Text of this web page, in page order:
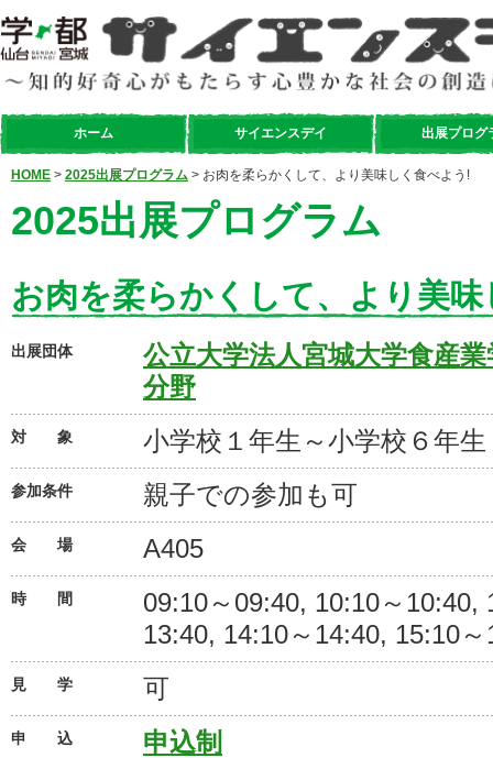
ホーム サイエンスデイ 出展プログ
HOME > 2025出展プログラム > お肉を柔らかくして、より美味しく食べよう!
2025出展プログラム
お肉を柔らかくして、より美
出展団体
公立大学法人宮城大学食産
分野
対 象 小学校１年生～小学校６年生
参加条件 親子での参加も可
会 場 A405
時 間
09:10～09:40, 10:10～10:40,
13:40, 14:10～14:40, 15:10～
見 学 可
申 込 申込制